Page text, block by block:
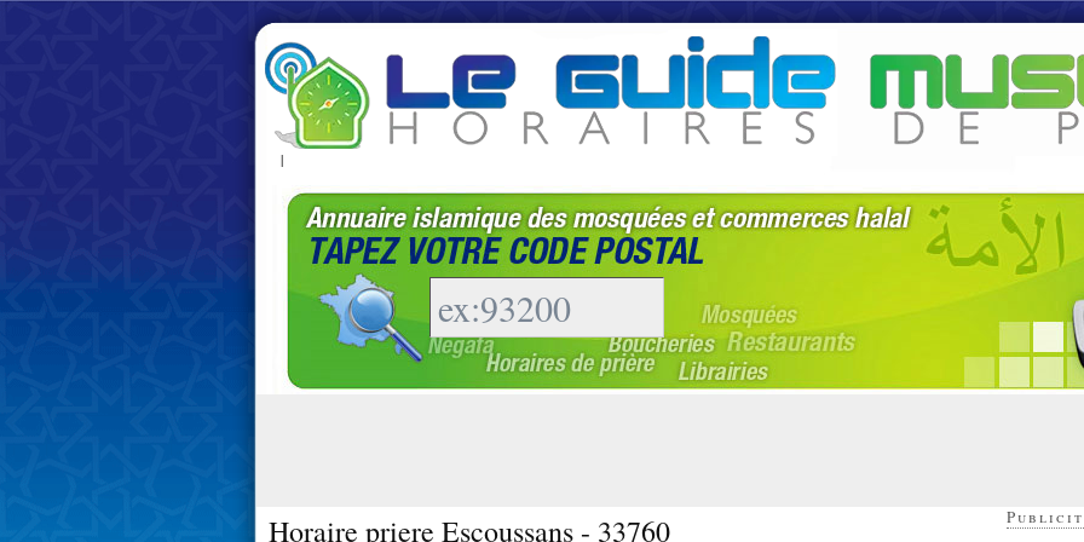
|
Horaire priere Escoussans - 33760